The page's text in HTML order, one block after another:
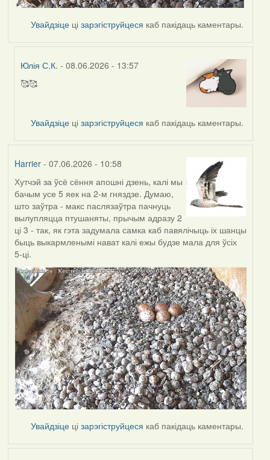
Увайдзіце цізарэгіструйцеся каб пакідаць каментары.
Юлія С.К. - 08.06.2026 - 13:57
In
🥰🥰
Увайдзіце цізарэгіструйцеся каб пакідаць каментары.
Harrier- 07.06.2026 - 10:58
Хутчэй за ўсё сёння апошні дзень, калі мы
бачым усе 5 яек на 2-м гняздзе. Думаю,
што заўтра - макс паслязаўтра пачнуць
вылупляцца птушаняты, прычым адразу 2
ці 3 - так, як гэта задумала самка каб павялічыць іх шанцы
быць выкармленымі нават калі ежы будзе мала для ўсіх
5-ці.
Увайдзіце цізарэгіструйцеся каб пакідаць каментары.